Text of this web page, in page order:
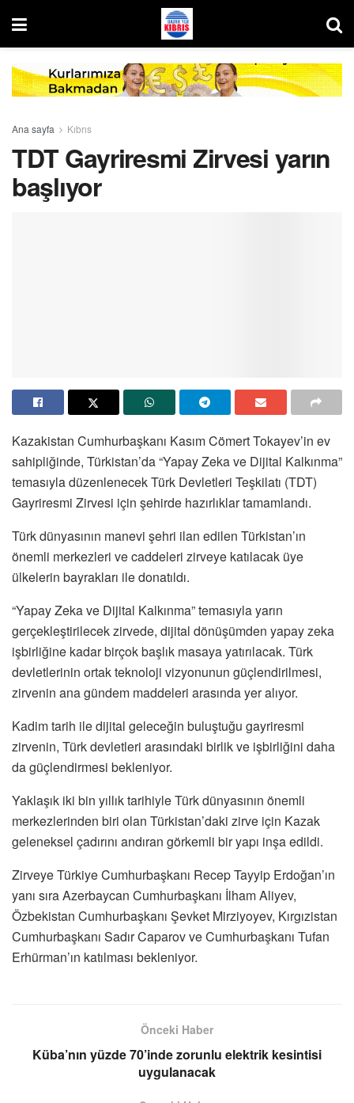
Ana sayfa Kıbrıs
TDT Gayriresmi Zirvesi yarın
başlıyor
Kazakistan Cumhurbaşkanı Kasım Cömert Tokayev’in ev
sahipliğinde, Türkistan’da “Yapay Zeka ve Dijital Kalkınma”
temasıyla düzenlenecek Türk Devletleri Teşkilatı (TDT)
Gayriresmi Zirvesi için şehirde hazırlıklar tamamlandı.
Türk dünyasının manevi şehri ilan edilen Türkistan’ın
önemli merkezleri ve caddeleri zirveye katılacak üye
ülkelerin bayrakları ile donatıldı.
“Yapay Zeka ve Dijital Kalkınma” temasıyla yarın
gerçekleştirilecek zirvede, dijital dönüşümden yapay zeka
işbirliğine kadar birçok başlık masaya yatırılacak. Türk
devletlerinin ortak teknoloji vizyonunun güçlendirilmesi,
zirvenin ana gündem maddeleri arasında yer alıyor.
Kadim tarih ile dijital geleceğin buluştuğu gayriresmi
zirvenin, Türk devletleri arasındaki birlik ve işbirliğini daha
da güçlendirmesi bekleniyor.
Yaklaşık iki bin yıllık tarihiyle Türk dünyasının önemli
merkezlerinden biri olan Türkistan’daki zirve için Kazak
geleneksel çadırını andıran görkemli bir yapı inşa edildi.
Zirveye Türkiye Cumhurbaşkanı Recep Tayyip Erdoğan’ın
yanı sıra Azerbaycan Cumhurbaşkanı İlham Aliyev,
Özbekistan Cumhurbaşkanı Şevket Mirziyoyev, Kırgızistan
Cumhurbaşkanı Sadır Caparov ve Cumhurbaşkanı Tufan
Erhürman’ın katılması bekleniyor.
Önceki Haber
Küba’nın yüzde 70’inde zorunlu elektrik kesintisi
uygulanacak